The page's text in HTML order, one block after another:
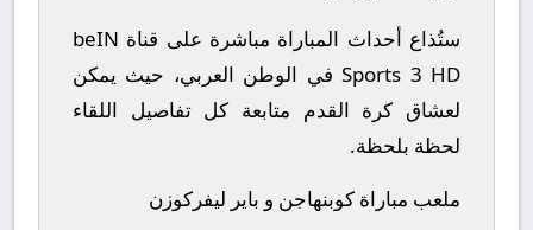
ستُذاع أحداث المباراة مباشرة على قناة beIN
Sports 3 HD في الوطن العربي، حيث يمكن
لعشاق كرة القدم متابعة كل تفاصيل اللقاء
لحظة بلحظة.
ملعب مباراة كوبنهاجن و باير ليفركوزن